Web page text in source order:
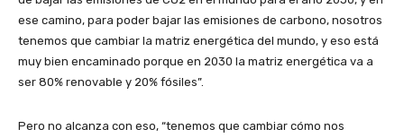
ese camino, para poder bajar las emisiones de carbono, nosotros
tenemos que cambiar la matriz energética del mundo, y eso está
muy bien encaminado porque en 2030 la matriz energética va a
ser 80% renovable y 20% fósiles”.
Pero no alcanza con eso, “tenemos que cambiar cómo nos